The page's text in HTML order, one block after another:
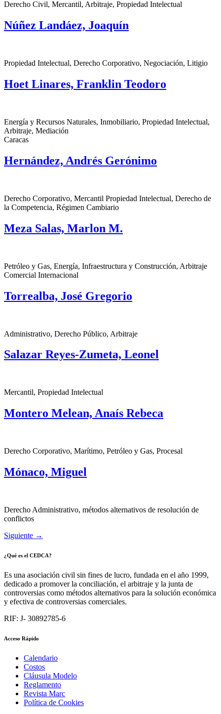
Derecho Civil, Mercantil, Arbitraje, Propiedad Intelectual
Núñez Landáez, Joaquín
Propiedad Intelectual, Derecho Corporativo, Negociación, Litigio
Hoet Linares, Franklin Teodoro
Energía y Recursos Naturales, Inmobiliario, Propiedad Intelectual,
Arbitraje, Mediación
Caracas
Hernández, Andrés Gerónimo
Derecho Corporativo, Mercantil Propiedad Intelectual, Derecho de
la Competencia, Régimen Cambiario
Meza Salas, Marlon M.
Petróleo y Gas, Energía, Infraestructura y Construcción, Arbitraje
Comercial Internacional
Torrealba, José Gregorio
Administrativo, Derecho Público, Arbitraje
Salazar Reyes-Zumeta, Leonel
Mercantil, Propiedad Intelectual
Montero Melean, Anaís Rebeca
Derecho Corporativo, Marítimo, Petróleo y Gas, Procesal
Mónaco, Miguel
Derecho Administrativo, métodos alternativos de resolución de
conflictos
Siguiente →
¿Qué es el CEDCA?
Es una asociación civil sin fines de lucro, fundada en el año 1999,
dedicado a promover la conciliación, el arbitraje y la junta de
controversias como métodos alternativos para la solución económica
y efectiva de controversias comerciales.
RIF: J- 30892785-6
Acceso Rápido
Calendario
Costos
Cláusula Modelo
Reglamento
Revista Marc
Política de Cookies